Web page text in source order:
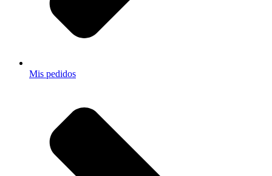
Mis pedidos